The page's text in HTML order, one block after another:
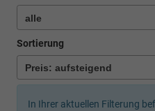
Sortierung
In Ihrer aktuellen Filterung